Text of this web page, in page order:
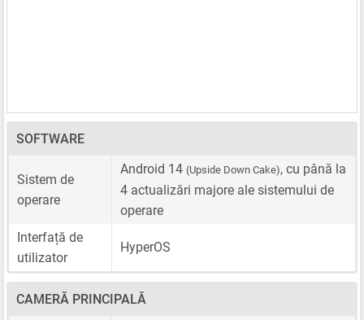
SOFTWARE
Sistem de
operare
Android 14 (Upside Down Cake), cu până la
4 actualizări majore ale sistemului de
operare
Interfață de
utilizator
HyperOS
CAMERĂ PRINCIPALĂ